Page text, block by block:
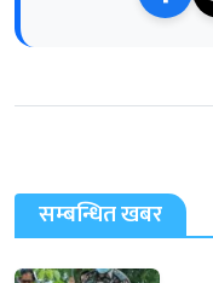
सम्बन्धित खबर